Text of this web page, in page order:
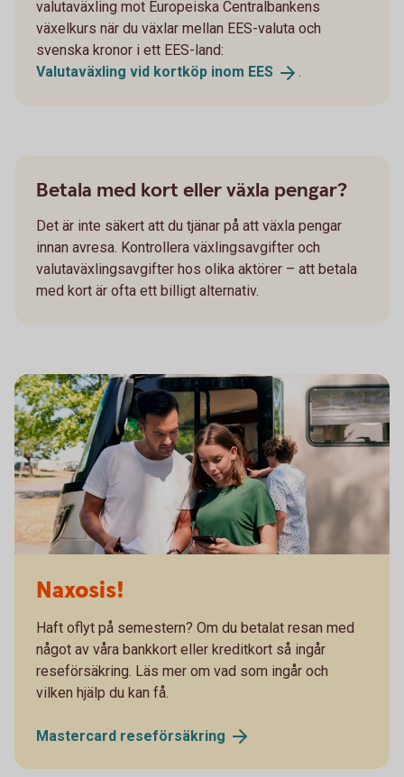
valutaväxling mot Europeiska Centralbankens
växelkurs när du växlar mellan EES-valuta och
svenska kronor i ett EES-land:
Valutaväxling vid kortköp inom EES .
Betala med kort eller växla pengar?
Det är inte säkert att du tjänar på att växla pengar
innan avresa. Kontrollera växlingsavgifter och
valutaväxlingsavgifter hos olika aktörer – att betala
med kort är ofta ett billigt alternativ.
Naxosis!
Haft oflyt på semestern? Om du betalat resan med
något av våra bankkort eller kreditkort så ingår
reseförsäkring. Läs mer om vad som ingår och
vilken hjälp du kan få.
Mastercard reseförsäkring